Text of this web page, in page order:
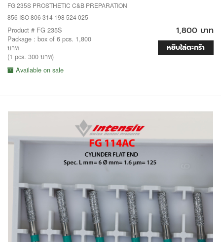
FG 235S PROSTHETIC C&B PREPARATION
856 ISO 806 314 198 524 025
Product # FG 235S
Package : box of 6 pcs. 1,800
บาท
(1 pcs. 300 บาท)
Available on sale
1,800 บาท
หยิบใส่ตะกร้า